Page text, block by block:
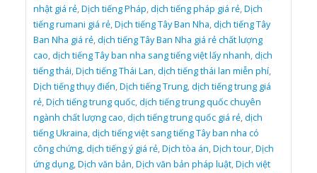
nhật giá rẻ,Dịch tiếng Pháp,dịch tiếng pháp giá rẻ,Dịch
tiếng rumani giá rẻ,Dịch tiếng Tây Ban Nha,dịch tiếng Tây
Ban Nha giá rẻ,dịch tiếng Tây Ban Nha giá rẻ chất lượng
cao,dịch tiếng Tây ban nha sang tiếng việt lấy nhanh,dịch
tiếng thái,Dịch tiếng Thái Lan,dịch tiếng thái lan miễn phí,
Dịch tiếng thụy điển,Dịch tiếng Trung,dịch tiếng trung giá
rẻ,Dịch tiếng trung quốc,dịch tiếng trung quốc chuyên
ngành chất lượng cao,dịch tiếng trung quốc giá rẻ,dịch
tiếng Ukraina,dịch tiếng việt sang tiếng Tây ban nha có
công chứng,dịch tiếng ý giá rẻ,Dịch tòa án,Dịch tour,Dịch
ứng dụng,Dịch văn bản,Dịch văn bản pháp luật,Dịch việt